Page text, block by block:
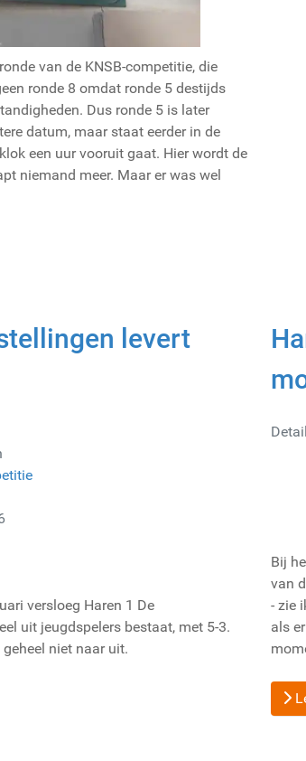
van de KNSB-competitie, die
ronde 8 omdat ronde 5 destijds
Dus ronde 5 is later
datum, maar staat eerder in de
een uur vooruit gaat. Hier wordt de
niemand meer. Maar er was wel
levert
versloeg Haren 1 De
uit jeugdspelers bestaat, met 5-3.
niet naar uit.
Bij
van
- zie
als